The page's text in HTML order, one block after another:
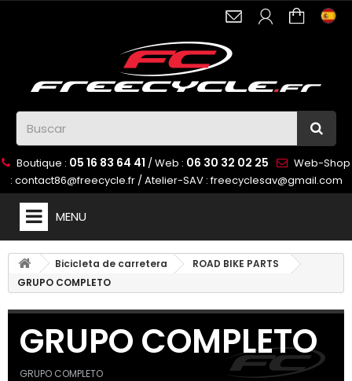
Boutique : 05 16 83 64 41 / Web : 06 30 32 02 25
Web-Shop
: contact86@freecycle.fr/ Atelier-SAV :freecyclesav@gmail.com
MENU
Bicicleta de carretera
ROAD BIKE PARTS
GRUPO COMPLETO
GRUPO COMPLETO
GRUPO COMPLETO